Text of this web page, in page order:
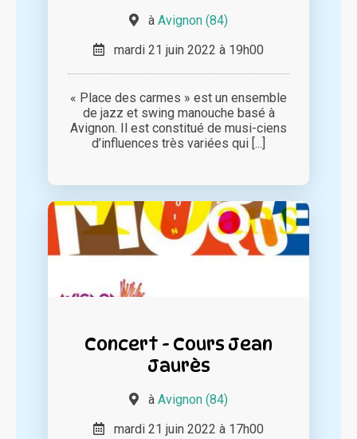
à Avignon (84)
mardi 21 juin 2022 à 19h00
« Place des carmes » est un ensemble
de jazz et swing manouche basé à
Avignon. Il est constitué de musi-ciens
d’influences très variées qui [...]
Concert - Cours Jean
Jaurès
à Avignon (84)
mardi 21 juin 2022 à 17h00